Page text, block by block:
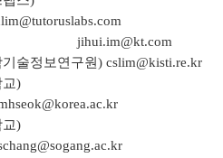
jihui.im@kt.com
술정보연구원) cslim@kisti.re.kr
교)
교)